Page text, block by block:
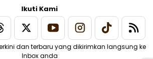
Ikuti Kami
dan terbaru yang dikirimkan langsung ke
Inbox anda